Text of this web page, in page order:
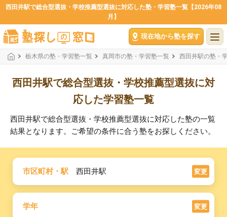
西田井駅で総合型選抜・学校推薦型選抜に対応した塾・学習塾一覧【2026年08
月】
現在地から塾を探す
栃木県の塾・学習塾一覧 真岡市の塾・学習塾一覧 西田井駅の塾・
西田井駅で総合型選抜・学校推薦型選抜に対
応した学習塾一覧
西田井駅で総合型選抜・学校推薦型選抜に対応した塾の一覧
結果となります。ご希望の条件に合う塾をお探しください。
市区町村・駅 西田井駅 変更
学年 変更